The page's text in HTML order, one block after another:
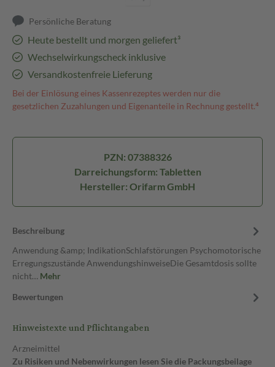
Persönliche Beratung
Heute bestellt und morgen geliefert³
Wechselwirkungscheck inklusive
Versandkostenfreie Lieferung
Bei der Einlösung eines Kassenrezeptes werden nur die
gesetzlichen Zuzahlungen und Eigenanteile in Rechnung gestellt.⁴
PZN: 07388326
Darreichungsform: Tabletten
Hersteller: Orifarm GmbH
Beschreibung
Anwendung &amp; IndikationSchlafstörungen Psychomotorische
Erregungszustände AnwendungshinweiseDie Gesamtdosis sollte
nicht… Mehr
Bewertungen
Hinweistexte und Pflichtangaben
Arzneimittel
Zu Risiken und Nebenwirkungen lesen Sie die Packungsbeilage